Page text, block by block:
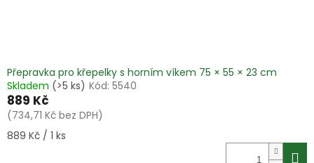
Přepravka pro křepelky s horním víkem 75 × 55 × 23 cm
Skladem (>5 ks) Kód: 5540
889 Kč
(734,71 Kč bez DPH)
Měrná
889 Kč / 1 ks